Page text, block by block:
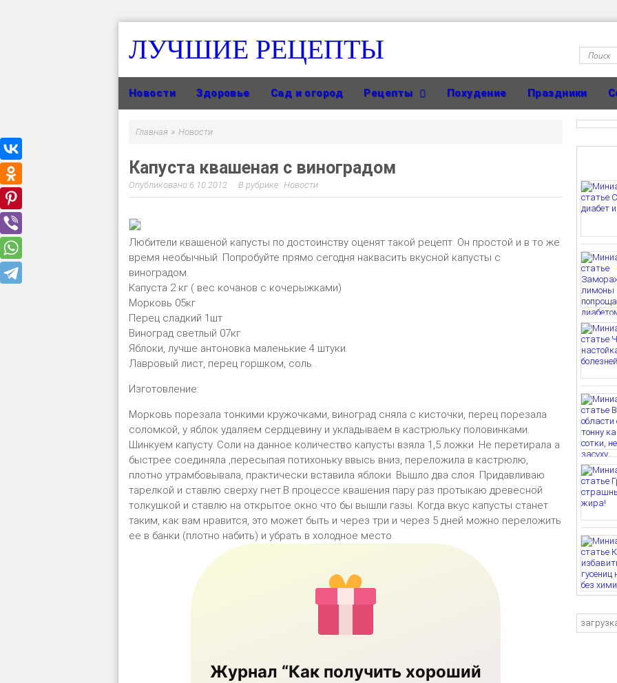
ЛУЧШИЕ РЕЦЕПТЫ
Новости Здоровье Сад и огород Рецепты Похудение Праздники
Главная » Новости
Капуста квашеная с виноградом
6.10.2012 Новости
Любители квашеной капусты по достоинству оценят такой рецепт. Он простой и в то же
время необычный. Попробуйте прямо сегодня наквасить вкусной капусты с
виноградом.
Капуста 2 кг ( вес кочанов с кочерыжками)
Морковь 05кг
Перец сладкий 1шт
Виноград светлый 07кг
Яблоки, лучше антоновка маленькие 4 штуки.
Лавровый лист, перец горшком, соль .
Изготовление:
Морковь порезала тонкими кружочками, виноград сняла с кисточки, перец порезала
соломкой, у яблок удаляем сердцевину и укладываем в кастрюльку половинками.
Шинкуем капусту. Соли на данное количество капусты взяла 1,5 ложки .Не перетирала а
быстрее соединяла ,пересыпая потихоньку ввысь вниз, переложила в кастрюлю,
плотно утрамбовывала, практически вставила яблоки. Вышло два слоя. Придавливаю
тарелкой и ставлю сверху гнет.В процессе квашения пару раз протыкаю древесной
толкушкой и ставлю на открытое окно что бы вышли газы. Когда вкус капусты станет
таким, как вам нравится, это может быть и через три и через 5 дней можно переложить
ее в банки (плотно набить) и убрать в холодное место.
Журнал “Как получить хороший